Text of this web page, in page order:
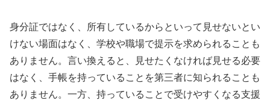
身分証ではなく、所有しているからといって見せないとい
けない場面はなく、学校や職場で提示を求められることも
ありません。言い換えると、見せたくなければ見せる必要
はなく、手帳を持っていることを第三者に知られることも
ありません。一方、持っていることで受けやすくなる支援